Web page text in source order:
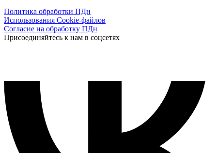
Политика обработки ПДн
Использования Cookie-файлов
Согласие на обработку ПДн
Присоединяйтесь к нам в соцсетях